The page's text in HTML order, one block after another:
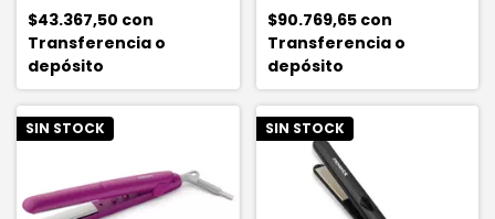
$43.367,50 con
Transferencia o
depósito
$90.769,65 con
Transferencia o
depósito
SIN STOCK SIN STOCK